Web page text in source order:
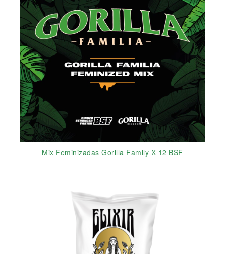
Mix Feminizadas Gorilla Family X 12 BSF